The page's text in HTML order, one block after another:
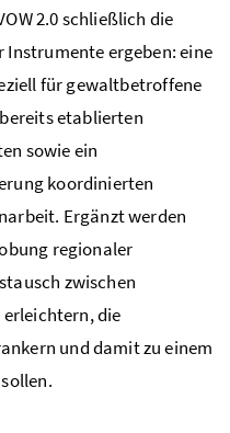
2.0 schließlich die
ergeben: eine
für gewaltbetroffene
etablierten
sowie ein
koordinierten
Ergänzt werden
regionaler
zwischen
die
und damit zu einem